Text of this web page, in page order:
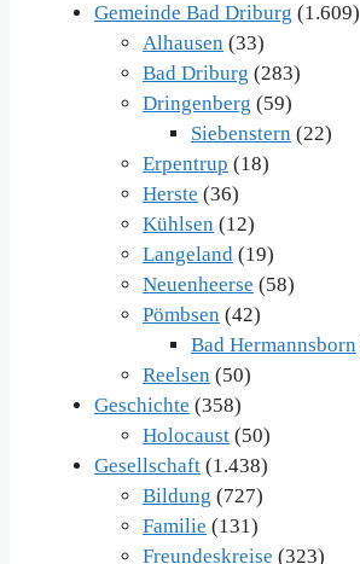
Gemeinde Bad Driburg (1.609)
Alhausen (33)
Bad Driburg (283)
Dringenberg (59)
Siebenstern (22)
Erpentrup (18)
Herste (36)
Kühlsen (12)
Langeland (19)
Neuenheerse (58)
Pömbsen (42)
Bad Hermannsborn
Reelsen (50)
Geschichte (358)
Holocaust (50)
Gesellschaft (1.438)
Bildung (727)
Familie (131)
Freundeskreise (323)